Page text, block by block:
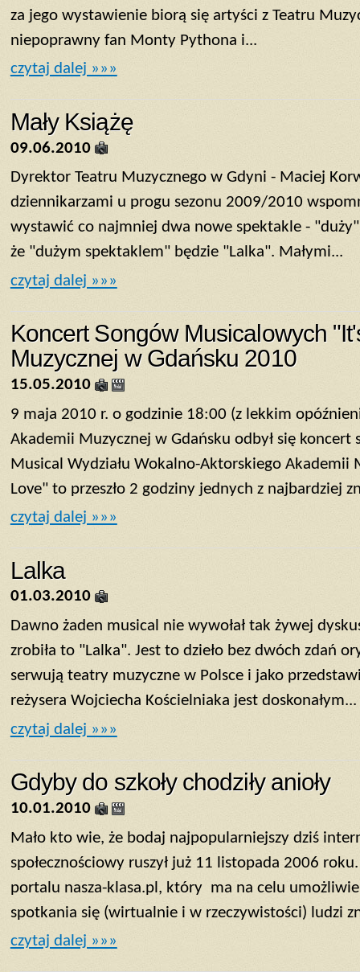
za jego wystawienie biorą się artyści z Teatru
niepoprawny fan Monty Pythona i...
czytaj dalej »»»
Mały Książę
09.06.2010
Dyrektor Teatru Muzycznego w Gdyni - Maciej
dziennikarzami u progu sezonu 2009/2010
wystawić co najmniej dwa nowe spektakle -
że "dużym spektaklem" będzie "Lalka". Małymi...
czytaj dalej »»»
Koncert Songów Musicalowych
Muzycznej w Gdańsku 2010
15.05.2010
9 maja 2010 r. o godzinie 18:00 (z lekkim
Akademii Muzycznej w Gdańsku odbył się koncert
Musical Wydziału Wokalno-Aktorskiego Akademii
Love" to przeszło 2 godziny jednych z najbardziej
czytaj dalej »»»
Lalka
01.03.2010
Dawno żaden musical nie wywołał tak żywej
zrobiła to "Lalka". Jest to dzieło bez dwóch zdań
serwują teatry muzyczne w Polsce i jako
reżysera Wojciecha Kościelniaka jest doskonałym...
czytaj dalej »»»
Gdyby do szkoły chodziły anioły
10.01.2010
Mało kto wie, że bodaj najpopularniejszy dziś
społecznościowy ruszył już 11 listopada 2006
portalu nasza-klasa.pl, który ma na celu
spotkania się (wirtualnie i w rzeczywistości) ludzi
czytaj dalej »»»